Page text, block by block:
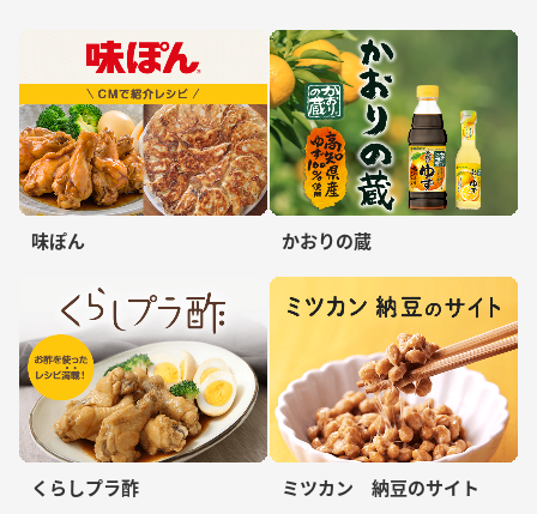
味ぽん かおりの蔵
くらしプラ酢 ミツカン 納豆のサイト